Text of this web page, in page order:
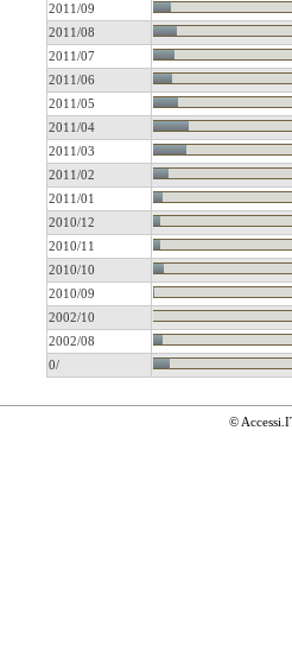
2011/09
2011/08
2011/07
2011/06
2011/05
2011/04
2011/03
2011/02
2011/01
2010/12
2010/11
2010/10
2010/09
2002/10
2002/08
0/
©